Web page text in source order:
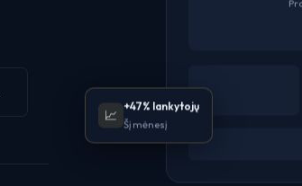
📈
+47% lankytojų
Šį mėnesį